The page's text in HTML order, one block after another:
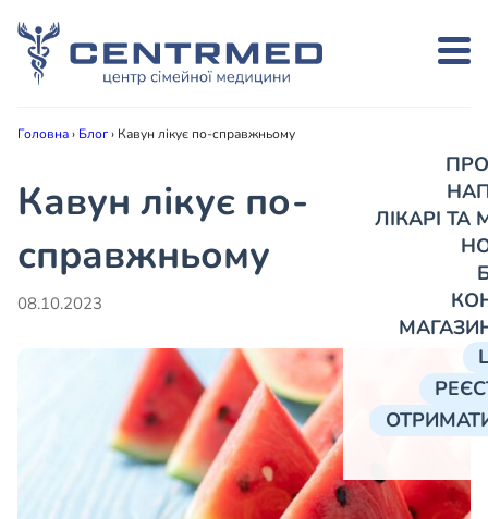
ЛІКАРІ
Головна› Блог› Кавун лікує по-справжньому
Кавун лікує по-
справжньому
08.10.2023